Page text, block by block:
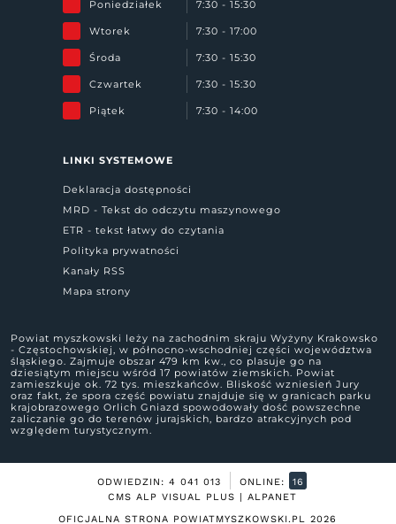
Poniedziałek 7:30 - 15:30
Wtorek 7:30 - 17:00
Środa 7:30 - 15:30
Czwartek 7:30 - 15:30
Piątek 7:30 - 14:00
LINKI SYSTEMOWE
Deklaracja dostępności
MRD - Tekst do odczytu maszynowego
ETR - tekst łatwy do czytania
Polityka prywatności
Kanały RSS
Mapa strony
Powiat myszkowski leży na zachodnim skraju Wyżyny Krakowsko
- Częstochowskiej, w północno-wschodniej części województwa
śląskiego. Zajmuje obszar 479 km kw., co plasuje go na
dziesiątym miejscu wśród 17 powiatów ziemskich. Powiat
zamieszkuje ok. 72 tys. mieszkańców. Bliskość wzniesień Jury
oraz fakt, że spora część powiatu znajduje się w granicach parku
krajobrazowego Orlich Gniazd spowodowały dość powszechne
zaliczanie go do terenów jurajskich, bardzo atrakcyjnych pod
względem turystycznym.
ODWIEDZIN: 4 041 013 ONLINE: 16
OFICJALNA STRONA POWIATMYSZKOWSKI.PL2026
CMS ALP VISUAL PLUS | ALPANET